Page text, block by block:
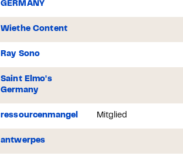
GERMANY
Wiethe Content
Ray Sono
Saint Elmo's
Germany
ressourcenmangel Mitglied
antwerpes